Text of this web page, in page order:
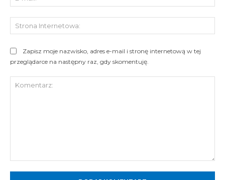
Zapisz moje nazwisko, adres e-mail i stronę internetową w tej
przeglądarce na następny raz, gdy skomentuję.